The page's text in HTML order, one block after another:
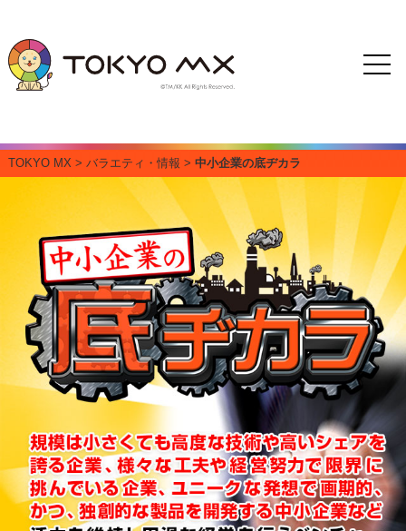
TOKYO MX > バラエティ・情報 > 中小企業の底ヂカラ